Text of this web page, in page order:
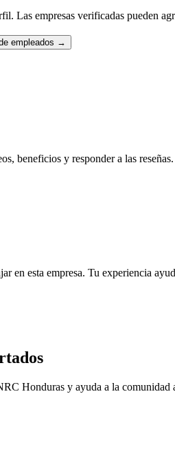
Las empresas verificadas pueden
empleados →
beneficios y responder a las reseñas.
en esta empresa. Tu experiencia
Honduras y ayuda a la comunidad